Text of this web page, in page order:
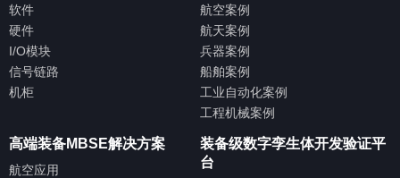
软件
硬件
I/O模块
信号链路
机柜
航空案例
航天案例
兵器案例
船舶案例
工业自动化案例
工程机械案例
高端装备MBSE解决方案
航空应用
装备级数字孪生体开发验证平
台